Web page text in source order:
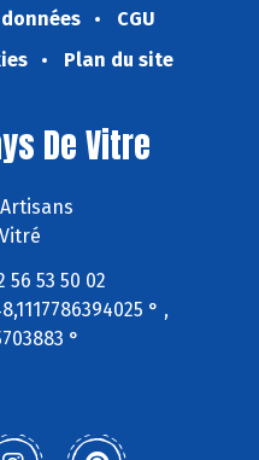
CGU
Plan du site
De Vitre
56 53 50 02
° ,
°